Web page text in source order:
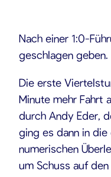
Nach einer 1:0-
geschlagen geben.
Die erste
Minute mehr Fahrt
durch Andy Eder,
ging es dann in die
numerischen
um Schuss auf